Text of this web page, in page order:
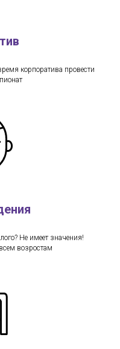
корпоратива провести
Не имеет значения!
возростам